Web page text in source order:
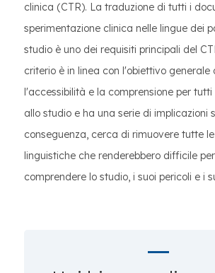
clinica (CTR). La traduzione di tutti i
sperimentazione clinica nelle lingue dei
studio è uno dei requisiti principali del
criterio è in linea con l'obiettivo generale
l'accessibilità e la comprensione per
allo studio e ha una serie di implicazioni
conseguenza, cerca di rimuovere tutte
linguistiche che renderebbero difficile
comprendere lo studio, i suoi pericoli e i